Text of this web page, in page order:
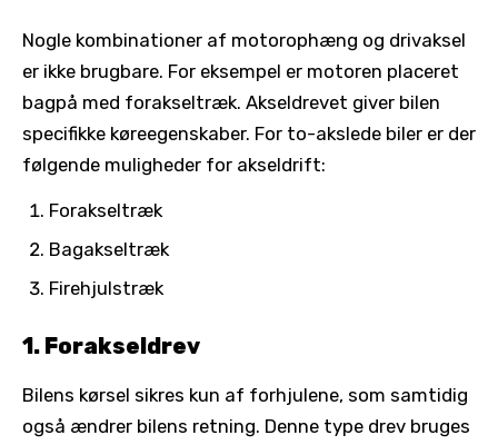
Nogle kombinationer af motorophæng og drivaksel
er ikke brugbare. For eksempel er motoren placeret
bagpå med forakseltræk. Akseldrevet giver bilen
specifikke køreegenskaber. For to-akslede biler er der
følgende muligheder for akseldrift:
Forakseltræk
Bagakseltræk
Firehjulstræk
1. Forakseldrev
Bilens kørsel sikres kun af forhjulene, som samtidig
også ændrer bilens retning. Denne type drev bruges